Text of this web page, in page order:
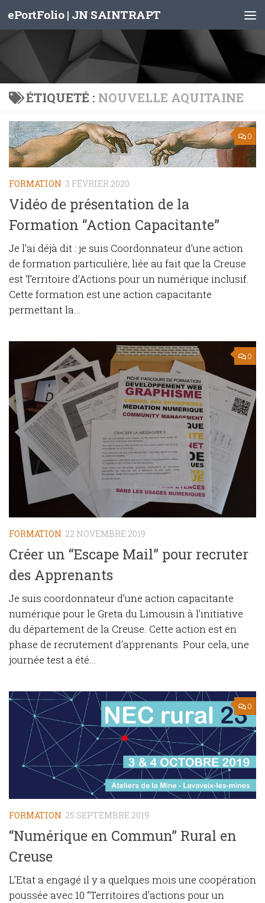
Skip to content
ePortFolio | JN SAINTRAPT
ÉTIQUETÉ : NOUVELLE AQUITAINE
0
FORMATION 3 FÉVRIER 2020
Vidéo de présentation de la
Formation “Action Capacitante”
Je l’ai déjà dit : je suis Coordonnateur d’une action
de formation particulière, liée au fait que la Creuse
est Territoire d’Actions pour un numérique inclusif.
Cette formation est une action capacitante
permettant la...
0
FORMATION 22 NOVEMBRE 2019
Créer un “Escape Mail” pour recruter
des Apprenants
Je suis coordonnateur d’une action capacitante
numérique pour le Greta du Limousin à l’initiative
du département de la Creuse. Cette action est en
phase de recrutement d’apprenants. Pour cela, une
journée test a été...
0
FORMATION 25 SEPTEMBRE 2019
“Numérique en Commun” Rural en
Creuse
L’Etat a engagé il y a quelques mois une coopération
poussée avec 10 “Territoires d’actions pour un